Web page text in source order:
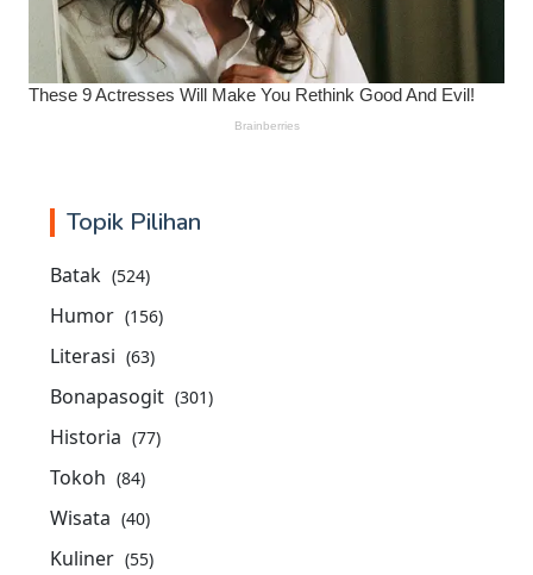
Topik Pilihan
Batak (524)
Humor (156)
Literasi (63)
Bonapasogit (301)
Historia (77)
Tokoh (84)
Wisata (40)
Kuliner (55)